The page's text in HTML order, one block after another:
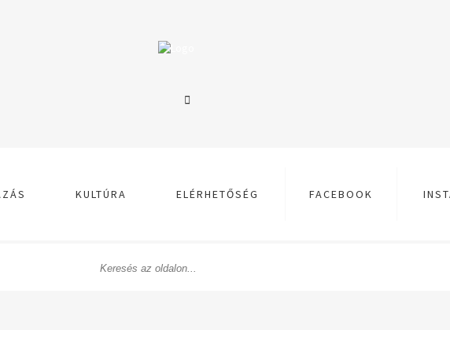
KULTÚRA ELÉRHETŐSÉG FACEBOOK